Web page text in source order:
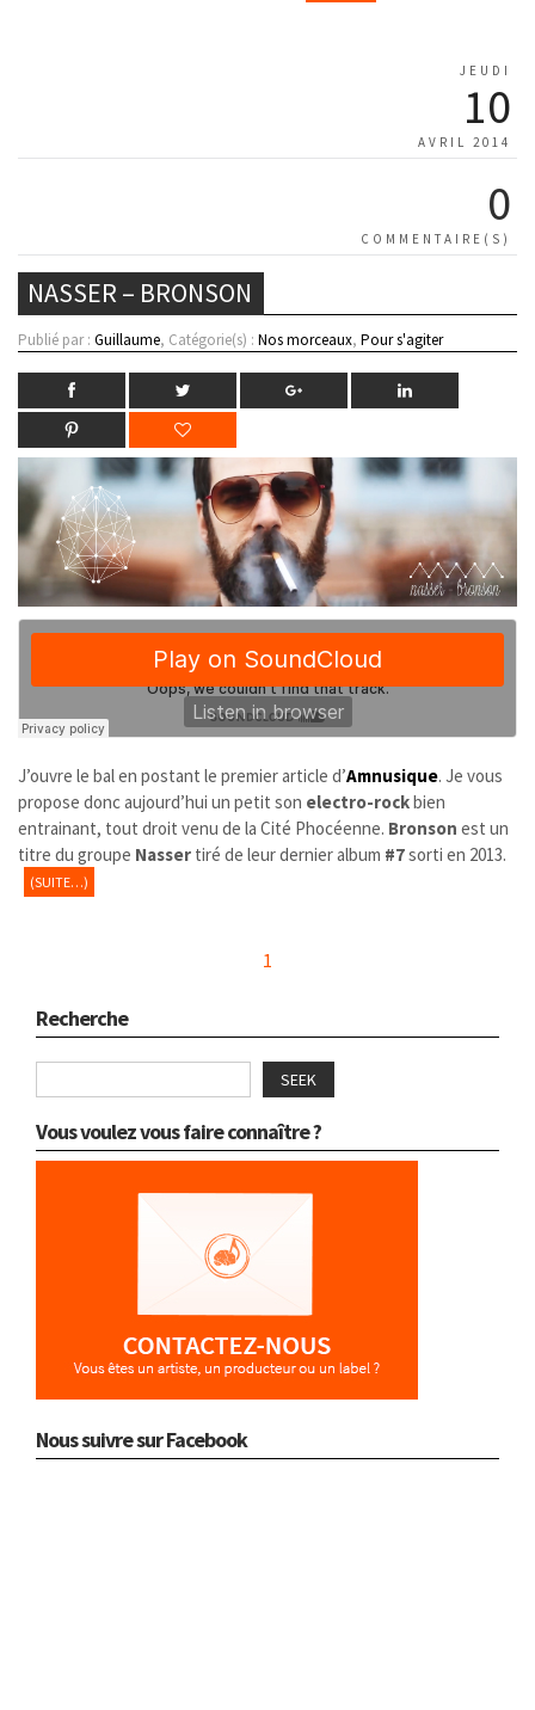
JEUDI
10
AVRIL 2014
0
COMMENTAIRE(S)
NASSER – BRONSON
Publié par : Guillaume, Catégorie(s) : Nos morceaux, Pour s'agiter
J’ouvre le bal en postant le premier article d’Amnusique. Je vous
propose donc aujourd’hui un petit son electro-rockbien
entrainant, tout droit venu de la Cité Phocéenne. Bronson est un
titre du groupe Nasser tiré de leur dernier album #7sorti en 2013.
(SUITE…)
1
Recherche
SEEK
Vous voulez vous faire connaître ?
Nous suivre sur Facebook